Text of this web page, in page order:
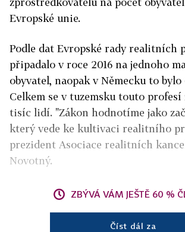
Evropské unie.
Podle dat Evropské rady realitních
připadalo v roce 2016 na jednoho
obyvatel, naopak v Německu to
Celkem se v tuzemsku touto profesí
tisíc lidí. "Zákon hodnotíme jako
který vede ke kultivaci realitního
prezident Asociace realitních
Novotný.
ZBÝVÁ VÁM JEŠTĚ 60 %
Číst dál za